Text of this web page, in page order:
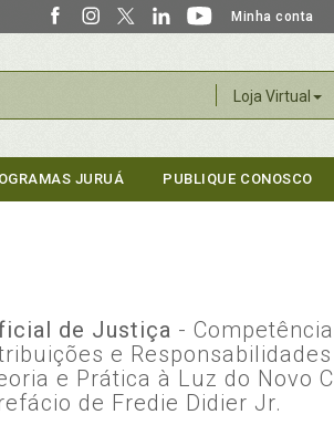
Minha conta
Loja Virtual
JURUÁ PUBLIQUE CONOSCO
de Justiça -
e
e Prática à Luz do Novo
de Fredie Didier Jr.